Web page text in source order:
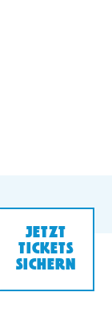
JETZT
TICKETS
SICHERN